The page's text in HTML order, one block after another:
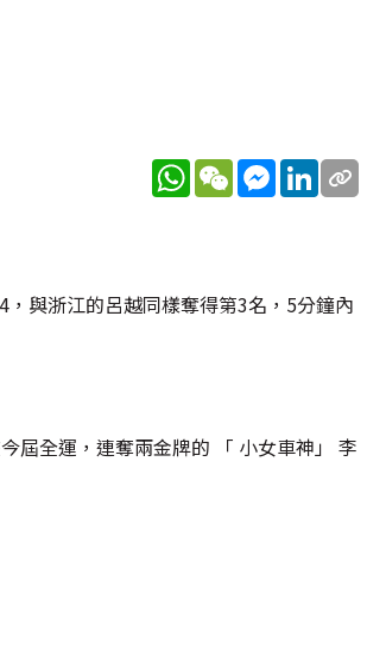
WhatsApp
WeChatMessenger
與浙江的呂越同樣奪得第3名，5分鐘內
屆全運，連奪兩金牌的 「 小女車神」 李